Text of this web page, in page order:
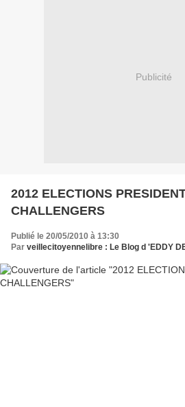
Publicité
2012 ELECTIONS
CHALLENGERS
Publié le 20/05/2010 à 13:30
Par veillecitoyennelibre : Le Blog d 'EDDY